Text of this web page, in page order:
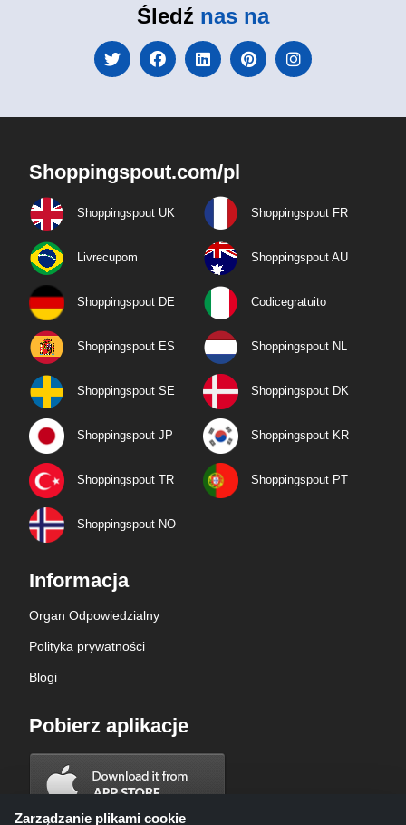
Śledź nas na
Shoppingspout.com/pl
Shoppingspout UK Shoppingspout FR
Livrecupom Shoppingspout AU
Shoppingspout DE Codicegratuito
Shoppingspout ES Shoppingspout NL
Shoppingspout SE Shoppingspout DK
Shoppingspout JP Shoppingspout KR
Shoppingspout TR Shoppingspout PT
Shoppingspout NO
Informacja
Organ Odpowiedzialny
Polityka prywatności
Blogi
Pobierz aplikacje
Zarządzanie plikami cookie